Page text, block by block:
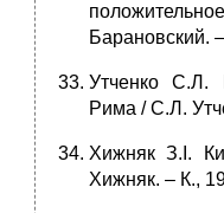
Барановский.
Утченко С.Л.
Рима / С.Л.
Хижняк З.І.
Хижняк. – К.,